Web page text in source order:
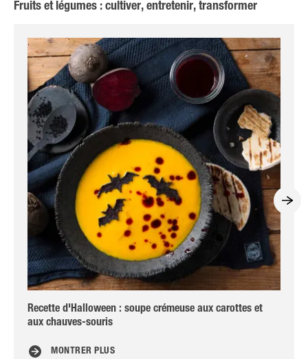
Fruits et légumes : cultiver, entretenir, transformer
Recette d'Halloween : soupe crémeuse aux carottes et
aux chauves-souris
MONTRER PLUS